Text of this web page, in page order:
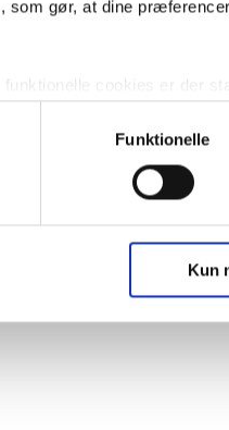
som gør, at dine
som giver mening
både egne cookies og
cookies, så giver du
for at vælge bestemte
du måtte ønske det.
Funktionelle
Kun
852,- Køb